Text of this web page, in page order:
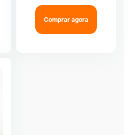
Comprar agora